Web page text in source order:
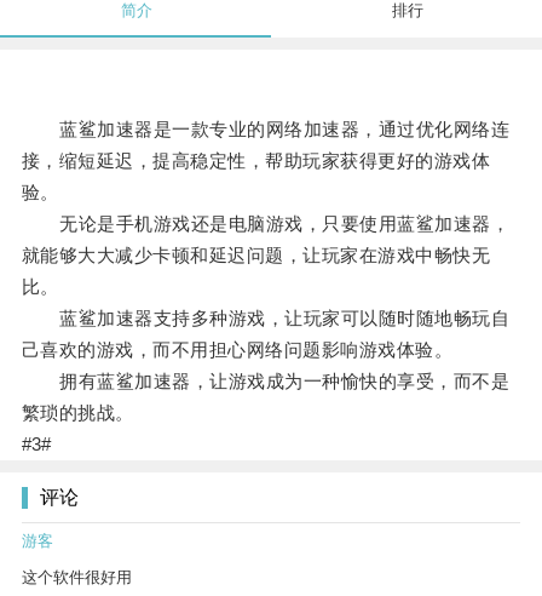
简介 排行
蓝鲨加速器是一款专业的网络加速器，通过优化网络连
接，缩短延迟，提高稳定性，帮助玩家获得更好的游戏体
验。
无论是手机游戏还是电脑游戏，只要使用蓝鲨加速器，
就能够大大减少卡顿和延迟问题，让玩家在游戏中畅快无
比。
蓝鲨加速器支持多种游戏，让玩家可以随时随地畅玩自
己喜欢的游戏，而不用担心网络问题影响游戏体验。
拥有蓝鲨加速器，让游戏成为一种愉快的享受，而不是
繁琐的挑战。
#3#
评论
游客
这个软件很好用